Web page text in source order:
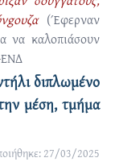
(Έφερναν
να καλοπιάσουν
διπλωμένο
μέση, τμήμα
27/03/2025